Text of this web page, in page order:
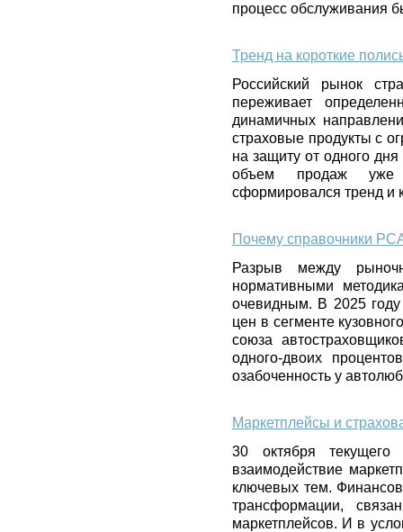
процесс обслуживания
Тренд на короткие
Российский рынок
переживает
динамичных
страховые продукты с
на защиту от одного
объем продаж уже
сформировался тренд и
Почему справочники
Разрыв между
нормативными
очевидным. В 2025
цен в сегменте
союза
одного-двоих
озабоченность у
Маркетплейсы и
30 октября
взаимодействие
ключевых тем.
трансформации,
маркетплейсов. И в